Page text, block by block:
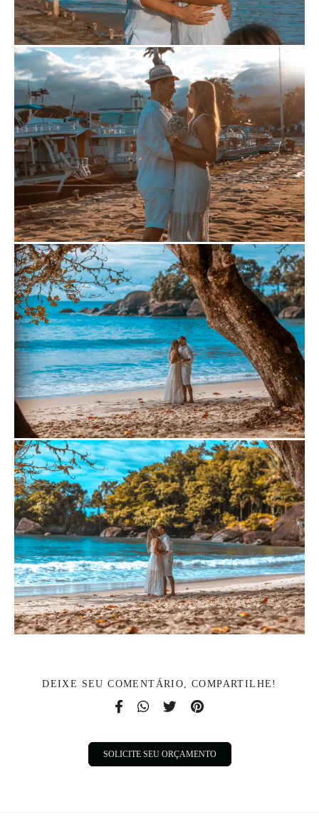
DEIXE SEU COMENTÁRIO, COMPARTILHE!
SOLICITE SEU ORÇAMENTO